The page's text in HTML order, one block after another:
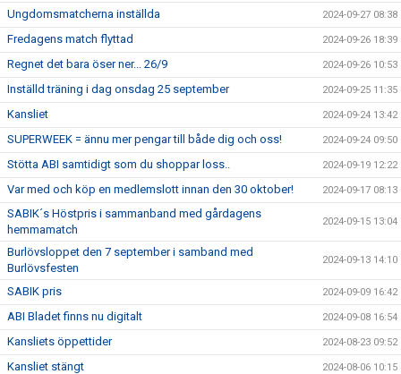
Ungdomsmatcherna inställda 2024-09-27 08:38
Fredagens match flyttad 2024-09-26 18:39
Regnet det bara öser ner... 26/9 2024-09-26 10:53
Inställd träning i dag onsdag 25 september 2024-09-25 11:35
Kansliet 2024-09-24 13:42
SUPERWEEK = ännu mer pengar till både dig och oss! 2024-09-24 09:50
Stötta ABI samtidigt som du shoppar loss.. 2024-09-19 12:22
Var med och köp en medlemslott innan den 30 oktober! 2024-09-17 08:13
SABIK´s Höstpris i sammanband med gårdagens
hemmamatch
2024-09-15 13:04
Burlövsloppet den 7 september i samband med
Burlövsfesten
2024-09-13 14:10
SABIK pris 2024-09-09 16:42
ABI Bladet finns nu digitalt 2024-09-08 16:54
Kansliets öppettider 2024-08-23 09:52
Kansliet stängt 2024-08-06 10:15